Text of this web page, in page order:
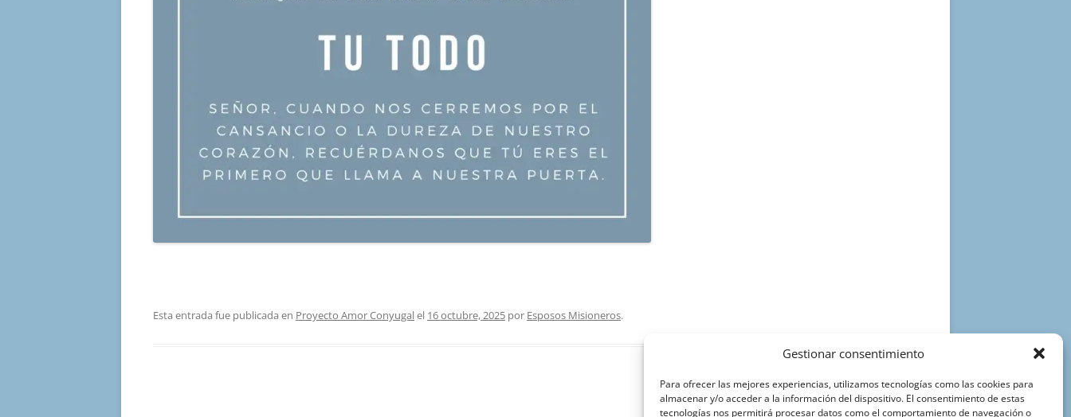
Gestionar consentimiento
Para ofrecer las mejores experiencias, utilizamos tecnologías como las cookies para
almacenar y/o acceder a la información del dispositivo. El consentimiento de estas
tecnologías nos permitirá procesar datos como el comportamiento de navegación o
Esta entrada fue publicada en Proyecto Amor Conyugalel 16 octubre, 2025 por Esposos Misioneros.